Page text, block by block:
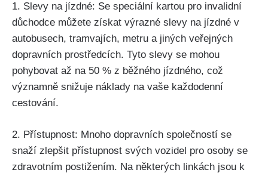
1. Slevy na jízdné: Se speciální kartou pro invalidní
důchodce můžete získat výrazné slevy na jízdné v
autobusech, tramvajích, metru a jiných veřejných
dopravních prostředcích. Tyto slevy se mohou
pohybovat až na 50 % z běžného jízdného, což
významně snižuje náklady na vaše každodenní
cestování.
2. Přístupnost: Mnoho dopravních společností se
snaží zlepšit přístupnost svých vozidel pro osoby se
zdravotním postižením. Na některých linkách jsou k